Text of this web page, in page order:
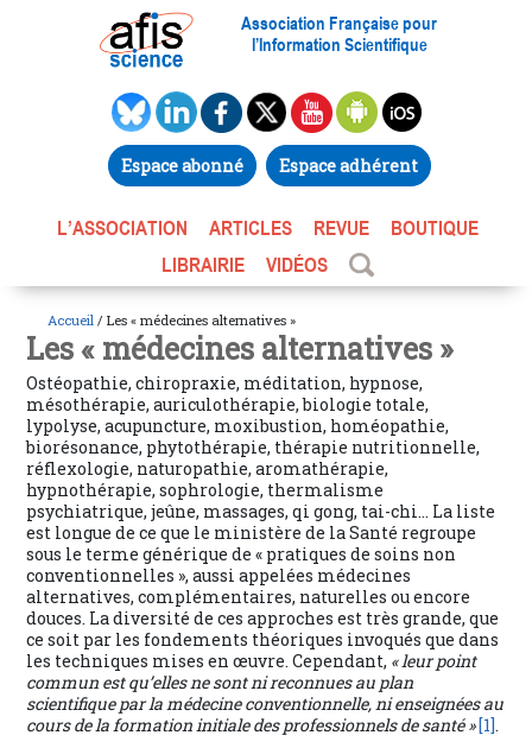
Association Française pour
l’Information Scientifique
Espace abonné Espace adhérent
L’ASSOCIATION ARTICLES REVUE
BOUTIQUE
LIBRAIRIE
VIDÉOS
Accueil / Les « médecines alternatives »
Les « médecines alternatives »
Ostéopathie, chiropraxie, méditation, hypnose,
mésothérapie, auriculothérapie, biologie totale,
lypolyse, acupuncture, moxibustion, homéopathie,
biorésonance, phytothérapie, thérapie nutritionnelle,
réflexologie, naturopathie, aromathérapie,
hypnothérapie, sophrologie, thermalisme
psychiatrique, jeûne, massages, qi gong, tai-chi… La liste
est longue de ce que le ministère de la Santé regroupe
sous le terme générique de « pratiques de soins non
conventionnelles », aussi appelées médecines
alternatives, complémentaires, naturelles ou encore
douces. La diversité de ces approches est très grande, que
ce soit par les fondements théoriques invoqués que dans
les techniques mises en œuvre. Cependant, « leur point
commun est qu’elles ne sont ni reconnues au plan
scientifique par la médecine conventionnelle, ni enseignées au
cours de la formation initiale des professionnels de santé »[1].